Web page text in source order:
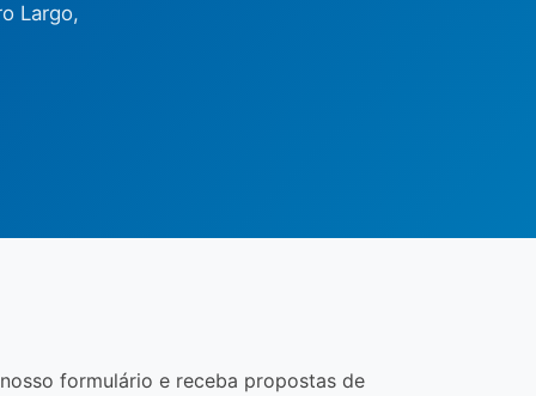
Largo,
formulário e receba propostas de